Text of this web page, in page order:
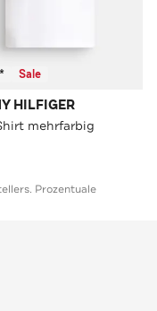
Sale
HILFIGER
mehrfarbig
Prozentuale